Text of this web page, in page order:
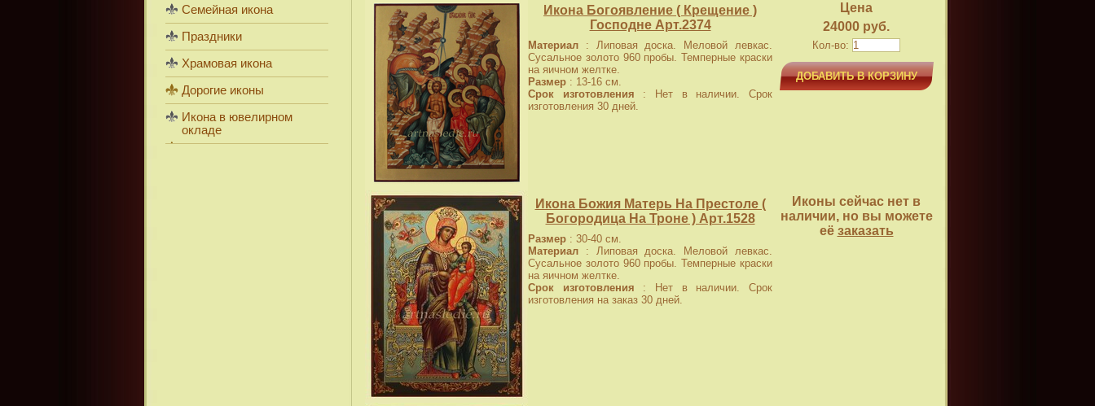
Икона Богоявление ( Крещение )
Господне Арт.2374
Материал : Липовая доска. Меловой левкас.
Сусальное золото 960 пробы. Темперные краски
на яичном желтке.
Размер : 13-16 см.
Срок изготовления : Нет в наличии. Срок
изготовления 30 дней.
Цена
24000 руб.
Кол-во:
ДОБАВИТЬ В КОРЗИНУ
Икона Божия Матерь На Престоле (
Богородица На Троне ) Арт.1528
Размер : 30-40 см.
Материал : Липовая доска. Меловой левкас.
Сусальное золото 960 пробы. Темперные краски
на яичном желтке.
Срок изготовления : Нет в наличии. Срок
изготовления на заказ 30 дней.
Иконы сейчас нет в
наличии, но вы можете
её заказать
Семейная икона
Праздники
Храмовая икона
Дорогие иконы
Икона в ювелирном
окладе